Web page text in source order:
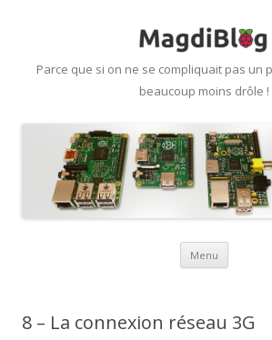
Parce que si on ne se compliquait pas un
beaucoup moins drôle !
Menu Aller
8 – La connexion réseau 3G